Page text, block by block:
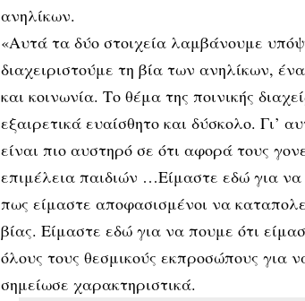
ανηλίκων.
«Αυτά τα δύο στοιχεία λαμβάνουμε
διαχειριστούμε τη βία των ανηλίκων,
και κοινωνία. Το θέμα της ποινικής
εξαιρετικά ευαίσθητο και δύσκολο. Γι’
είναι πιο αυστηρό σε ότι αφορά τους
επιμέλεια παιδιών …Είμαστε εδώ για
πως είμαστε αποφασισμένοι να
βίας. Είμαστε εδώ για να πουμε ότι
όλους τους θεσμικούς εκπροσώπους για
σημείωσε χαρακτηριστικά.